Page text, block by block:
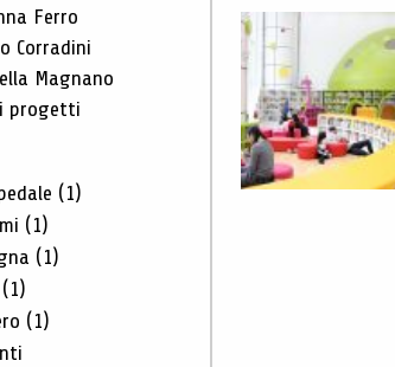
Ferro
Corradini
Magnano
progetti
(1)
(1)
(1)
(1)
(1)